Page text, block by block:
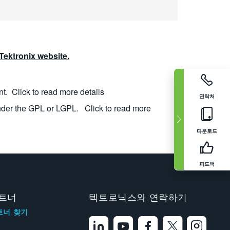
연락처
다운로드
피드백
website.
Click to read more details
the GPL or LGPL. Click to read more
너
너 찾기
텍트로닉스와 연락하기